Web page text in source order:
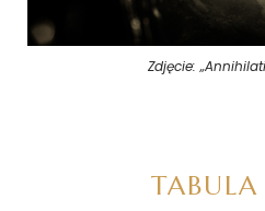
Zdjęcie:
TABULA